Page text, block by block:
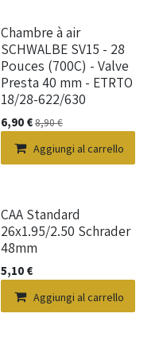
Chambre à air
SCHWALBE SV15 - 28
Pouces (700C) - Valve
Presta 40 mm - ETRTO
18/28-622/630
6,90€8,90€
Aggiungi al carrello
CAA Standard
26x1.95/2.50 Schrader
48mm
5,10€
Aggiungi al carrello